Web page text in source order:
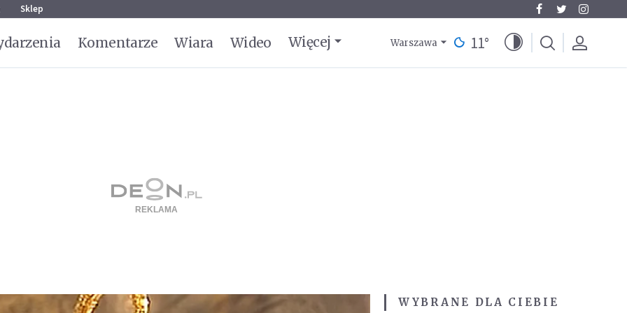
Sklep
Komentarze Wiara Wideo Więcej Warszawa 11°
WYBRANE DLA CIEBIE